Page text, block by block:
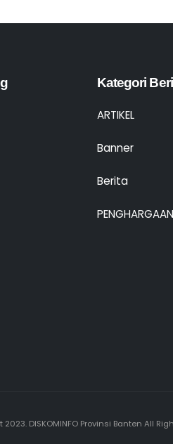
Kategori
ARTIKEL
Banner
Berita
PENGHARGAAN
DISKOMINFO Provinsi Banten All